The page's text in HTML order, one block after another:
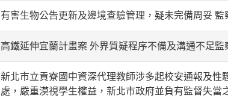
有害生物公告更新及邊境查驗管理，疑未完備周妥
高鐵延伸宜蘭計畫案 外界質疑程序不備及溝通不足監
新北市立貢寮國中資深代理教師涉多起校安通報及
處，嚴重漠視學生權益，新北市政府並負有監督失